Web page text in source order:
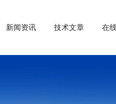
新闻资讯 技术文章 在